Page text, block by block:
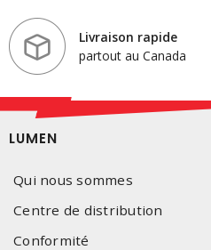
Livraison rapide
partout au Canada
LUMEN
Qui nous sommes
Centre de distribution
Conformité